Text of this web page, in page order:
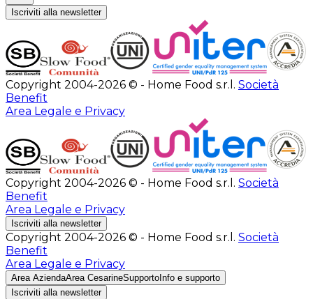
Iscriviti alla newsletter
Copyright 2004-2026 © - Home Food s.r.l. Società
Benefit
Area Legale e Privacy
Copyright 2004-2026 © - Home Food s.r.l. Società
Benefit
Area Legale e Privacy
Iscriviti alla newsletter
Copyright 2004-2026 © - Home Food s.r.l. Società
Benefit
Area Legale e Privacy
Area AziendaArea CesarineSupporto Info e supporto
Iscriviti alla newsletter